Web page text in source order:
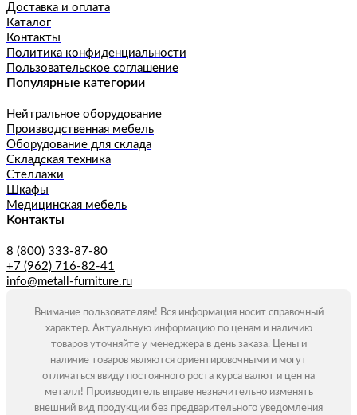
Доставка и оплата
Каталог
Контакты
Политика конфиденциальности
Пользовательское соглашение
Популярные категории
Нейтральное оборудование
Производственная мебель
Оборудование для склада
Складская техника
Стеллажи
Шкафы
Медицинская мебель
Контакты
8 (800) 333-87-80
+7 (962) 716-82-41
info@metall-furniture.ru
Внимание пользователям! Вся информация носит справочный
характер. Актуальную информацию по ценам и наличию
товаров уточняйте у менеджера в день заказа. Цены и
наличие товаров являются ориентировочными и могут
отличаться ввиду постоянного роста курса валют и цен на
металл! Производитель вправе незначительно изменять
внешний вид продукции без предварительного уведомления